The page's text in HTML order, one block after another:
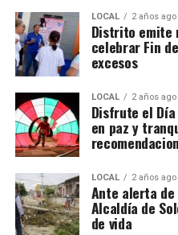
LOCAL 2 años ago
Distrito emite
celebrar Fin
excesos
LOCAL 2 años ago
Disfrute el
en paz y
LOCAL 2 años ago
Ante alerta
Alcaldía de
de vida